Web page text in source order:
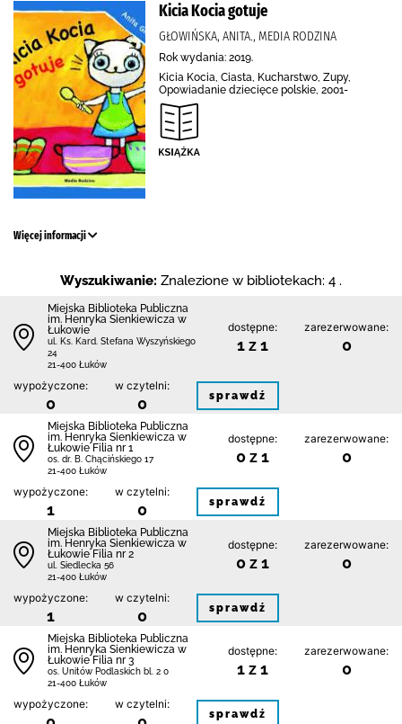
Kicia Kocia gotuje
GŁOWIŃSKA, ANITA., MEDIA RODZINA
Rok wydania: 2019.
Kicia Kocia, Ciasta, Kucharstwo, Zupy,
Opowiadanie dziecięce polskie, 2001-
Więcej informacji
Wyszukiwanie: Znalezione w bibliotekach: 4 .
Miejska Biblioteka Publiczna
im. Henryka Sienkiewicza w
Łukowie
ul. Ks. Kard. Stefana Wyszyńskiego
24
21-400 Łuków
dostępne:
1 z 1
zarezerwowane:
0
wypożyczone:
0
w czytelni:
0 sprawdź
Miejska Biblioteka Publiczna
im. Henryka Sienkiewicza w
Łukowie Filia nr 1
os. dr. B. Chącińskiego 17
21-400 Łuków
dostępne:
0 z 1
zarezerwowane:
0
wypożyczone:
1
w czytelni:
0 sprawdź
Miejska Biblioteka Publiczna
im. Henryka Sienkiewicza w
Łukowie Filia nr 2
ul. Siedlecka 56
21-400 Łuków
dostępne:
0 z 1
zarezerwowane:
0
wypożyczone:
1
w czytelni:
0 sprawdź
Miejska Biblioteka Publiczna
im. Henryka Sienkiewicza w
Łukowie Filia nr 3
os. Unitów Podlaskich bl. 2 0
21-400 Łuków
dostępne:
1 z 1
zarezerwowane:
0
wypożyczone: w czytelni:
sprawdź